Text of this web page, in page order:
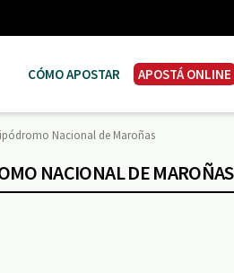
CÓMO APOSTAR APOSTÁ ONLINE
Nacional de Maroñas
NACIONAL DE MAROÑAS